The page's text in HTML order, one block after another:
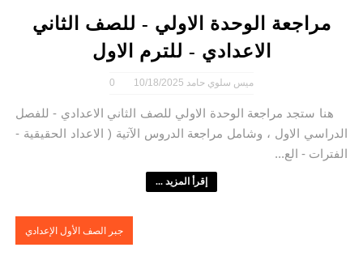
مراجعة الوحدة الاولي - للصف الثاني
الاعدادي - للترم الاول
ميس سلوي حامد 10/18/2025
0
هنا ستجد مراجعة الوحدة الاولي للصف الثاني الاعدادي - للفصل
الدراسي الاول ، وشامل مراجعة الدروس الآتية ( الاعداد الحقيقية -
الفترات - الع...
إقرأ المزيد ...
جبر الصف الأول الإعدادي